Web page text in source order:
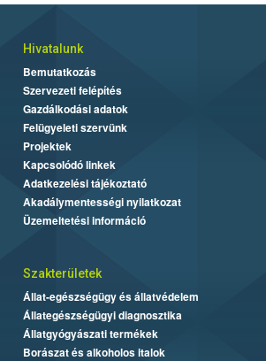
Hivatalunk
Bemutatkozás
Szervezeti felépítés
Gazdálkodási adatok
Felügyeleti szervünk
Projektek
Kapcsolódó linkek
Adatkezelési tájékoztató
Akadálymentességi nyilatkozat
Üzemeltetési információ
Szakterületek
Állat-egészségügy és állatvédelem
Állategészségügyi diagnosztika
Állatgyógyászati termékek
Borászat és alkoholos italok